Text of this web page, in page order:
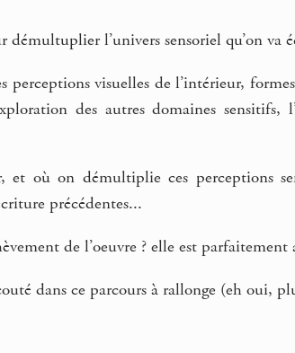
démultuplier l’univers sensoriel qu’on va
visuelles de l’intérieur,
des autres domaines sensitifs,
où on démultiplie ces perceptions
précédentes...
de l’oeuvre ? elle est parfaitement
dans ce parcours à rallonge (eh oui,